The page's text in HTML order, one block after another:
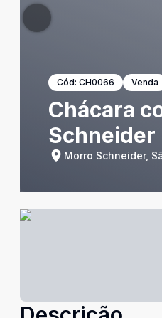
Cód: CH0066 Venda
Chácara
Schneider
Morro Schneider,